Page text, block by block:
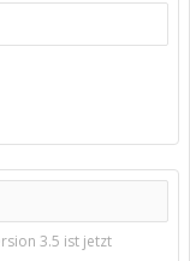
3.5 ist jetzt